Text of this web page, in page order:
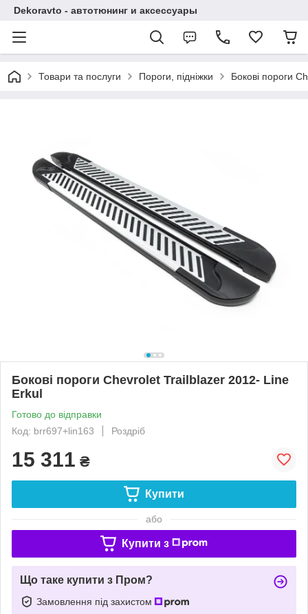
Dekoravto - автотюнинг и аксессуары
Товари та послуги Пороги, підніжки Бокові пороги
Бокові пороги Chevrolet Trailblazer 2012- Line
Erkul
Готово до відправки
Код: brr697+lin163
Роздріб
15 311 ₴
Купити
або
Купити з
Що таке купити з Пром?
Замовлення під захистом